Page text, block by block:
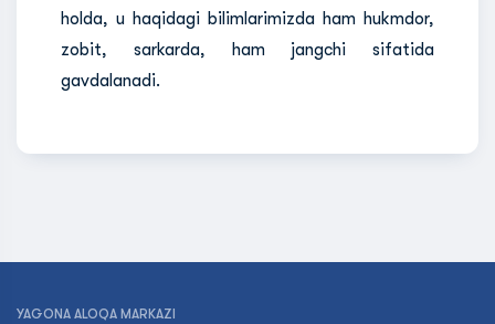
holda, u haqidagi bilimlarimizda ham hukmdor,
zobit, sarkarda, ham jangchi sifatida
gavdalanadi.
YAGONA ALOQA MARKAZI